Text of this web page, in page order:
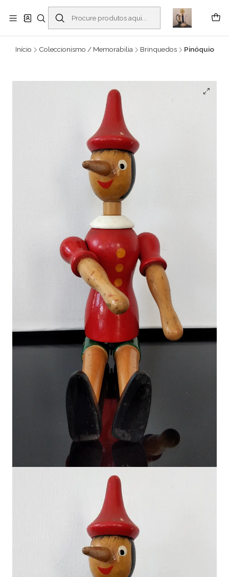
Buscantiguidades - Leilões. Colecionismo e antiguidades em Viana do
Castelo -
Ler mais
Início Coleccionismo / Memorabilia Brinquedos Pinóquio